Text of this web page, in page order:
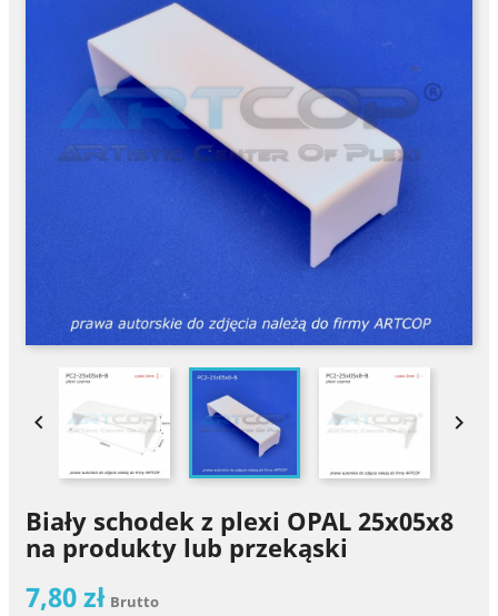
 
Biały schodek z plexi OPAL 25x05x8
na produkty lub przekąski
7,80 zł Brutto